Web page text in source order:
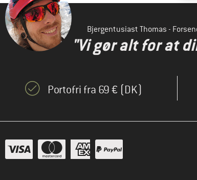
Bjergentusiast Thomas -
"Vi gør alt for at
Portofri fra 69 € (DK)